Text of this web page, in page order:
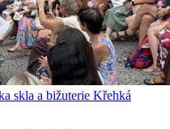
skla a bižuterie Křehká